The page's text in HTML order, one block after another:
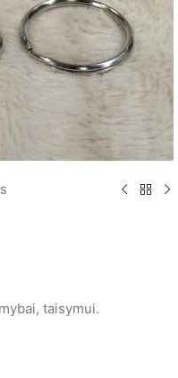
taisymui.